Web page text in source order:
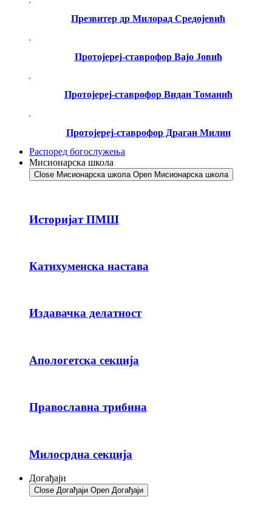
Презвитер др Милорад Средојевић
Протојереј-ставрофор Вајо Јовић
Протојереј-ставрофор Видан Томанић
Протојереј-ставрофор Драган Милин
Распоред богослужења
Мисионарска школа
Close Мисионарска школа Open Мисионарска школа
Историјат ПМШ
Катихуменска настава
Издавачка делатност
Апологетска секција
Православна трибина
Милосрдна секција
Догађаји
Close Догађаји Open Догађаји